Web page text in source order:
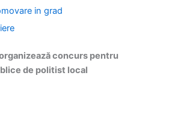
in grad
concurs pentru
de politist local